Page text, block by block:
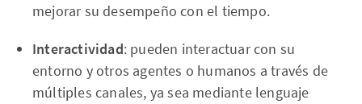
mejorar su desempeño con el tiempo.
Interactividad: pueden interactuar con su
entorno y otros agentes o humanos a través de
múltiples canales, ya sea mediante lenguaje